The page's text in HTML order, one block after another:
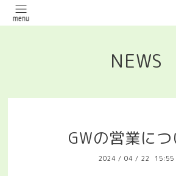
NEWS
GWの営業に
2024 / 04 / 22 15:55